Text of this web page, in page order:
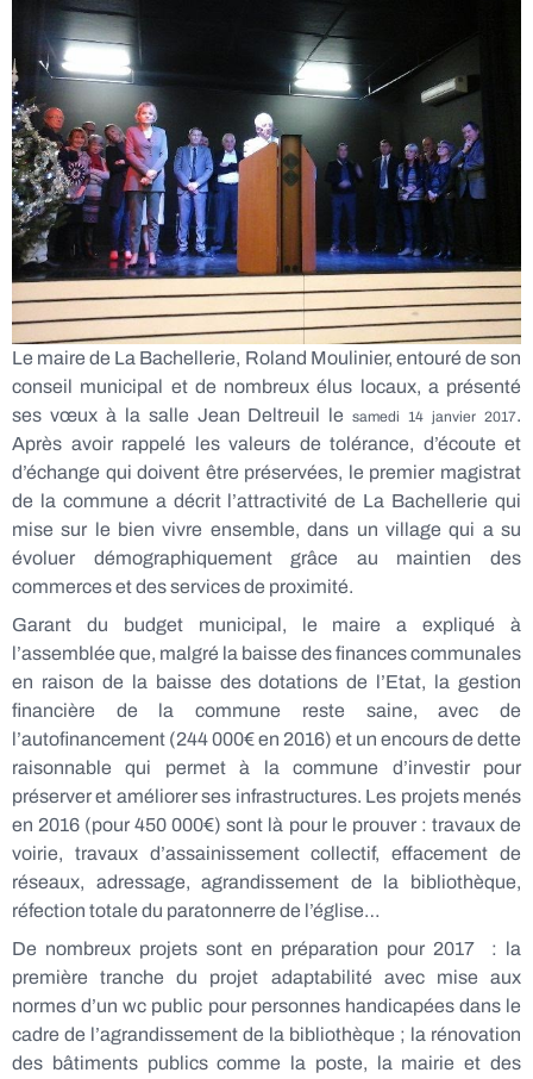
Le maire de La Bachellerie, Roland Moulinier, entouré de son
conseil municipal et de nombreux élus locaux, a présenté
ses vœux à la salle Jean Deltreuil le samedi 14 janvier 2017.
Après avoir rappelé les valeurs de tolérance, d’écoute et
d’échange qui doivent être préservées, le premier magistrat
de la commune a décrit l’attractivité de La Bachellerie qui
mise sur le bien vivre ensemble, dans un village qui a su
évoluer démographiquement grâce au maintien des
commerces et des services de proximité.
Garant du budget municipal, le maire a expliqué à
l’assemblée que, malgré la baisse des finances communales
en raison de la baisse des dotations de l’Etat, la gestion
financière de la commune reste saine, avec de
l’autofinancement (244 000€ en 2016) et un encours de dette
raisonnable qui permet à la commune d’investir pour
préserver et améliorer ses infrastructures. Les projets menés
en 2016 (pour 450 000€) sont là pour le prouver : travaux de
voirie, travaux d’assainissement collectif, effacement de
réseaux, adressage, agrandissement de la bibliothèque,
réfection totale du paratonnerre de l’église…
De nombreux projets sont en préparation pour 2017 : la
première tranche du projet adaptabilité avec mise aux
normes d’un wc public pour personnes handicapées dans le
cadre de l’agrandissement de la bibliothèque ; la rénovation
des bâtiments publics comme la poste, la mairie et des